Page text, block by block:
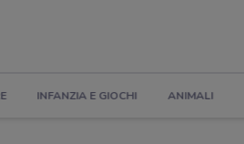
INFANZIA E GIOCHI ANIMALI